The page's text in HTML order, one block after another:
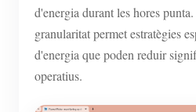
d'energia durant les hores
granularitat permet estratègies
d'energia que poden reduir
operatius.